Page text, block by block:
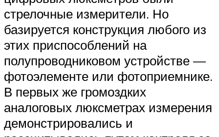
стрелочные измерители. Но
базируется конструкция любого из
этих приспособлений на
полупроводниковом устройстве —
фотоэлементе или фотоприемнике.
В первых же громоздких
аналоговых люксметрах измерения
демонстрировались и